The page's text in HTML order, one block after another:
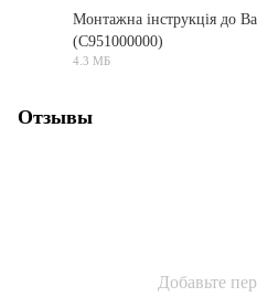
Монтажна інструкція до
(C951000000)
4.3 МБ
Отзывы
Добавьте